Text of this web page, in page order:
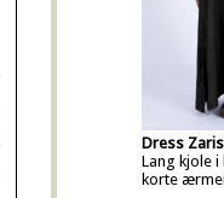
Dress
Lang kjole
korte